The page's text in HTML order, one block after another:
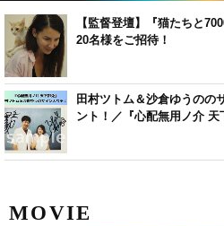
MOVIE
【監督登壇】『猫たちと
20名様をご招待！
田村ツトム＆沙倉ゆうのの
ント！／『心配無用ノ介 天